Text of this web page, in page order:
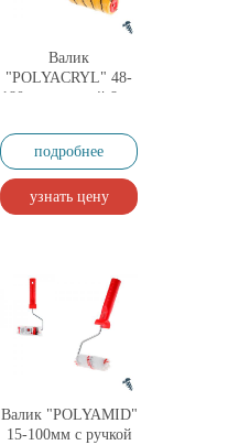
Валик
"POLYACRYL" 48-
180мм с ручкой 8мм
(покраска стен и
фасадов,
полиакрил)
подробнее
узнать цену
Валик "POLYAMID"
15-100мм с ручкой